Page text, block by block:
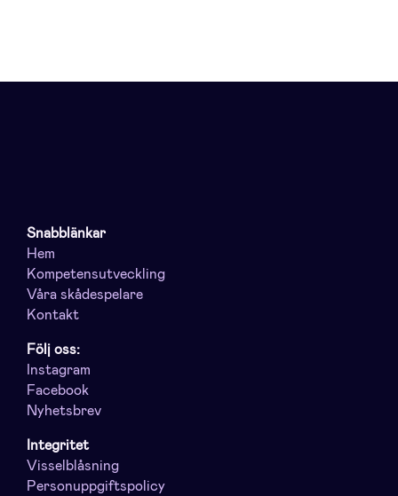
Snabblänkar
Hem
Kompetensutveckling
Våra skådespelare
Kontakt
Följ oss:
Instagram
Facebook
Nyhetsbrev
Integritet
Visselblåsning
Personuppgiftspolicy